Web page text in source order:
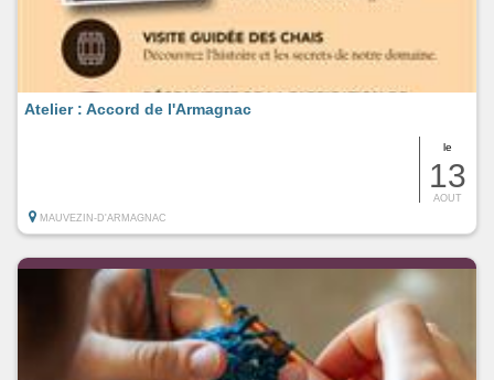
le
13
AOUT
Atelier : Accord de l'Armagnac
MAUVEZIN-D'ARMAGNAC